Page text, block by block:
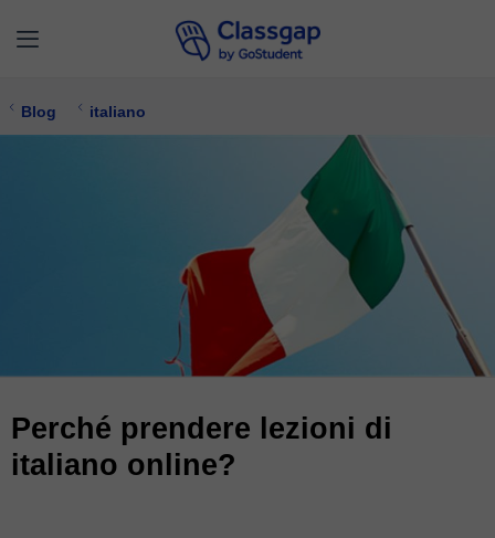
Blog italiano
Perché prendere lezioni di
italiano online?